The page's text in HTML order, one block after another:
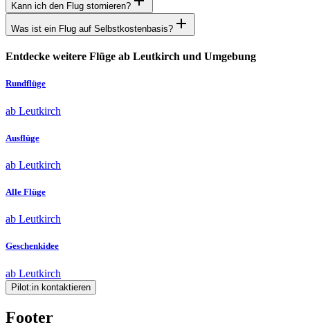
Kann ich den Flug stornieren?
Was ist ein Flug auf Selbstkostenbasis?
Entdecke weitere Flüge ab Leutkirch und Umgebung
Rundflüge
ab Leutkirch
Ausflüge
ab Leutkirch
Alle Flüge
ab Leutkirch
Geschenkidee
ab Leutkirch
Pilot:in kontaktieren
Footer